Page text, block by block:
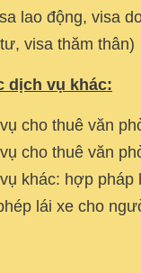
lao động, visa
visa thăm thân)
dịch vụ khác:
cho thuê văn
cho thuê văn
khác: hợp pháp
lái xe cho